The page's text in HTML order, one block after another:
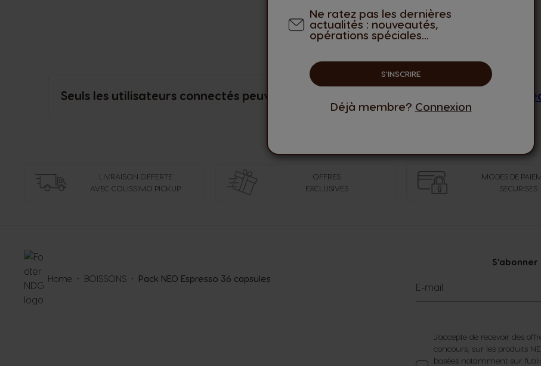
Ne ratez pas les dernières
actualités : nouveautés,
opérations spéciales...
S'INSCRIRE
Déjà membre? Connexion
L’équipe Nescafé® Dolce Gusto®
Seuls les utilisateurs connectés peuvent laisser une évaluation. Veuillez vous
LIVRAISON OFFERTE
AVEC COLISSIMO PICKUP
OFFRES
EXCLUSIVES
MODES DE
SECURISES
E-mail
J'accepte de recevoir des
concours, sur les produits
basées notamment sur
Home BOISSONS Pack NEO Espresso 36 capsules